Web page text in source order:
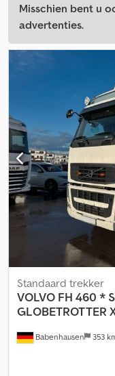
Misschien bent u
advertenties.
Babenhausen 353
Standaard trekker
VOLVO FH 460 *
GLOBETROTTER